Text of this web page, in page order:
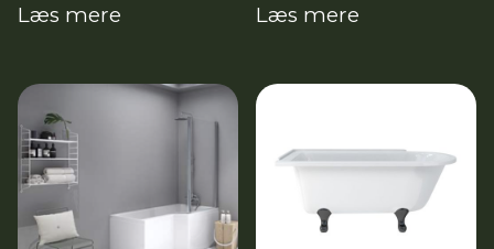
Læs mere Læs mere